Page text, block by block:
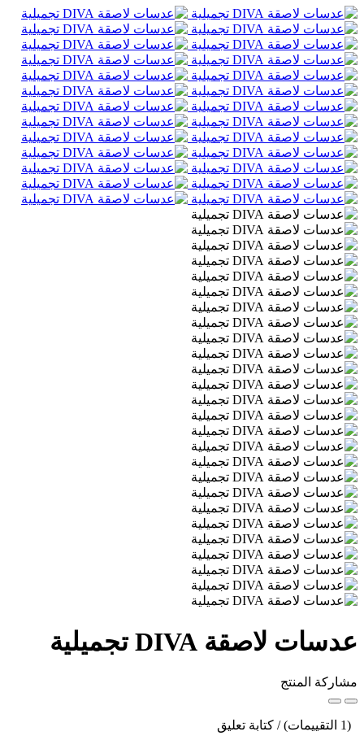
عدسات لاصقة DIVA تجميلية
مشاركة المنتج
(1 التقييمات) / كتابة تعليق